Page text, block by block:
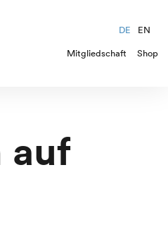
DE
EN
Mitgliedschaft
Shop
auf